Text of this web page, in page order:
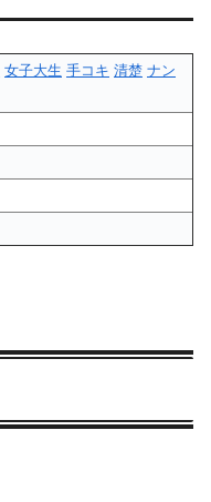
女子大生 手コキ 清楚 ナン